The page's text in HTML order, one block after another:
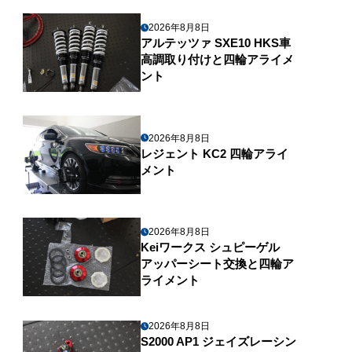
2026年8月8日
アルテッツァ SXE10 HKS車
高調取り付けと四輪アライメ
ント
2026年8月8日
レジェント KC2 四輪アライ
メント
2026年8月8日
Keiワークス シュピーゲル
アッパーシート交換と四輪ア
ライメント
2026年8月8日
S2000 AP1 ジェイズレーシン